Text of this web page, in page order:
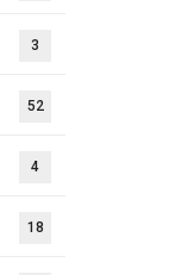
3
52
4
18